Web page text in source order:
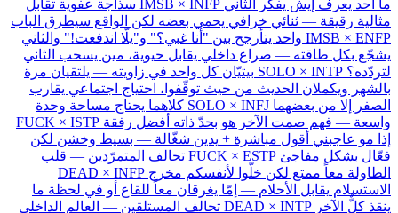
ما أحد يعرف إيش يفكّر الثاني IMSB × INFP سذاجة عفوية تقابل
مثالية رقيقة — ثنائي خرافي يحمي بعضه لكن الواقع سيطرق الباب
IMSB × ENFP واحد يتأرجح بين "أنا غبي؟" و"يلّا اندفعت!" والثاني
يشجّع بكل طاقته — صراع داخلي يقابل حيوية، مين يسحب الثاني
لتردّده؟ SOLO × INTP بيتيّان كل واحد في زاويته — يلتقيان مرة
بالشهر ويكملان الحديث من حيث توقّفوا، احتياج اجتماعي يقارب
الصفر إلا من بعضهما SOLO × INFJ كلاهما يحتاج مساحة وحدة
واسعة — فهم صمت الآخر هو بحدّ ذاته أفضل رفقة FUCK × ISTP
إذا مو عاجبني أقول مباشرة + يدين شغّالة — بسيط وخشن لكن
فعّال بشكل مفاجئ FUCK × ESTP تحالف المتمرّدين — قلب
الطاولة معاً ممتع لكن خلّوا لأنفسكم مخرج DEAD × INFP
الاستسلام يقابل الأحلام — إمّا يغرقان معاً للقاع أو في لحظة ما
ينقذ كلٌّ الآخر DEAD × INTP تحالف المستلقين — العالم الداخلي